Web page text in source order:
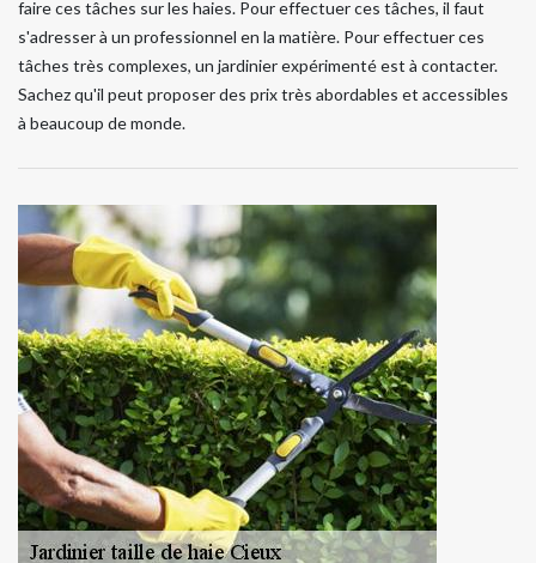
faire ces tâches sur les haies. Pour effectuer ces tâches, il faut
s'adresser à un professionnel en la matière. Pour effectuer ces
tâches très complexes, un jardinier expérimenté est à contacter.
Sachez qu'il peut proposer des prix très abordables et accessibles
à beaucoup de monde.